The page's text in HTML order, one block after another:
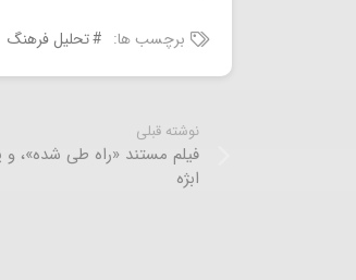
برچسب ها: تحلیل فرهنگ
نوشته قبلی
فیلم مستند «راه طی شده»،
ابژه